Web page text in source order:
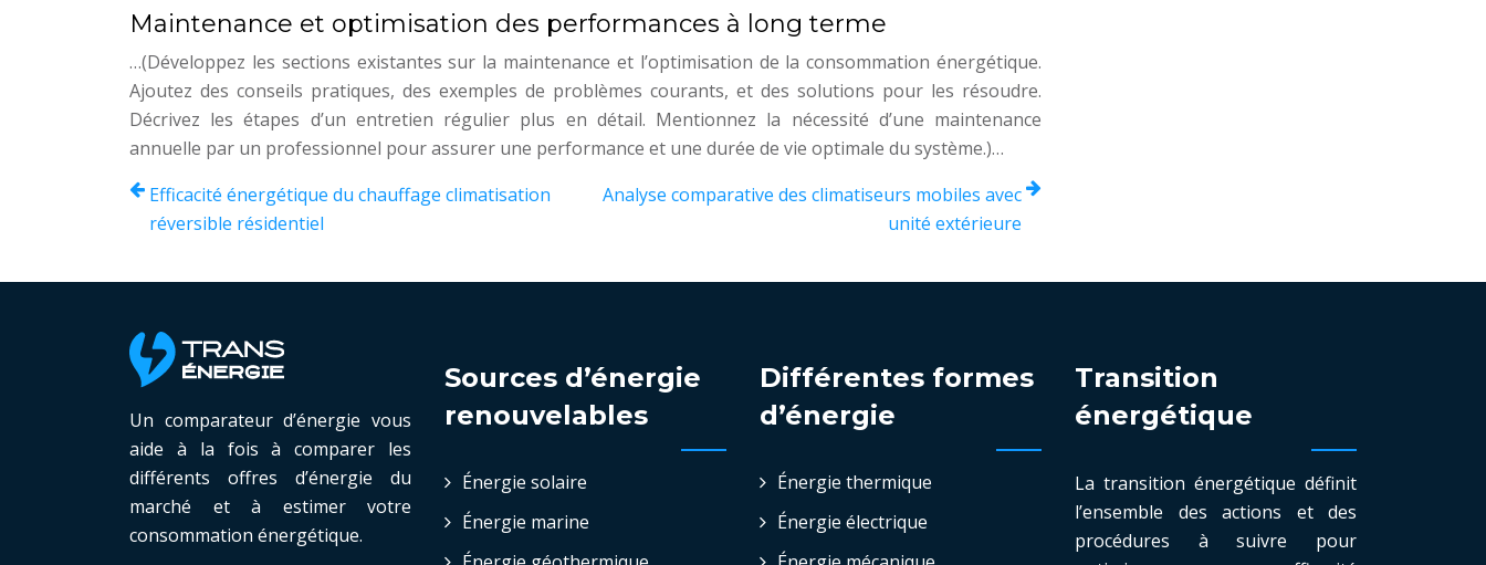
Maintenance et optimisation des performances à long terme
…(Développez les sections existantes sur la maintenance et l’optimisation de la consommation énergétique.
Ajoutez des conseils pratiques, des exemples de problèmes courants, et des solutions pour les résoudre.
Décrivez les étapes d’un entretien régulier plus en détail. Mentionnez la nécessité d’une maintenance
annuelle par un professionnel pour assurer une performance et une durée de vie optimale du système.)…
Efficacité énergétique du chauffage climatisation
réversible résidentiel
Analyse comparative des climatiseurs mobiles avec
unité extérieure
Un comparateur d’énergie vous
aide à la fois à comparer les
différents offres d’énergie du
marché et à estimer votre
consommation énergétique.
Sources d’énergie
renouvelables
Énergie solaire
Énergie marine
Différentes formes
d’énergie
Énergie thermique
Énergie électrique
Transition
énergétique
La transition énergétique définit
l’ensemble des actions et des
procédures à suivre pour